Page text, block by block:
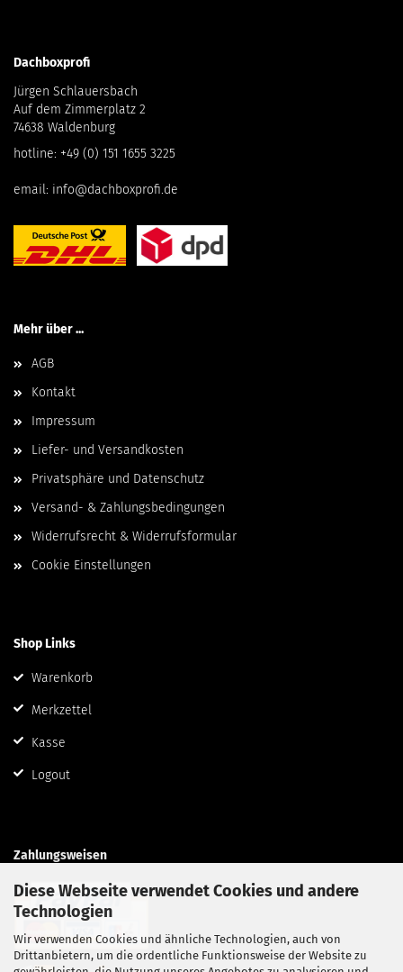
Diese Webseite verwendet Cookies und andere
Technologien
Wir verwenden Cookies und ähnliche Technologien, auch von
Drittanbietern, um die ordentliche Funktionsweise der Website zu
Dachboxprofi
Jürgen Schlauersbach
Auf dem Zimmerplatz 2
74638 Waldenburg
hotline: +49 (0) 151 1655 3225
email: info@dachboxprofi.de
Mehr über ...
AGB
Kontakt
Impressum
Liefer- und Versandkosten
Privatsphäre und Datenschutz
Versand- & Zahlungsbedingungen
Widerrufsrecht & Widerrufsformular
Cookie Einstellungen
Shop Links
Warenkorb
Merkzettel
Kasse
Logout
Zahlungsweisen